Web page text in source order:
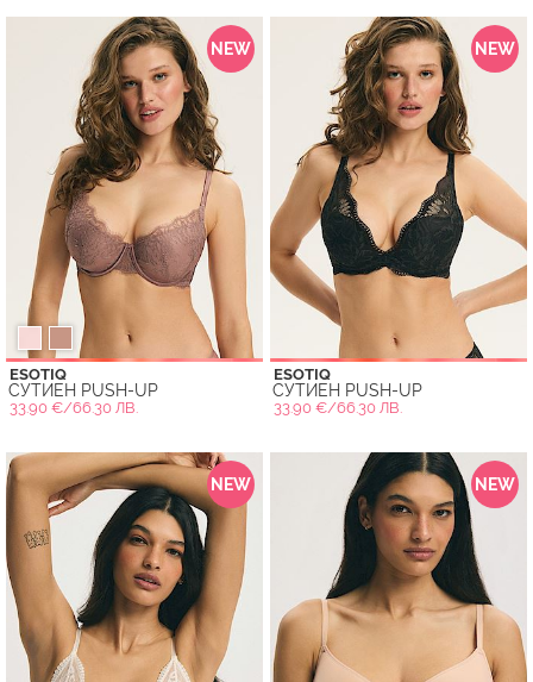
NEW
ESOTIQ
СУТИЕН PUSH-UP
33.90 €/66.30 ЛВ.
NEW
ESOTIQ
СУТИЕН PUSH-UP
33.90 €/66.30 ЛВ.
NEW NEW